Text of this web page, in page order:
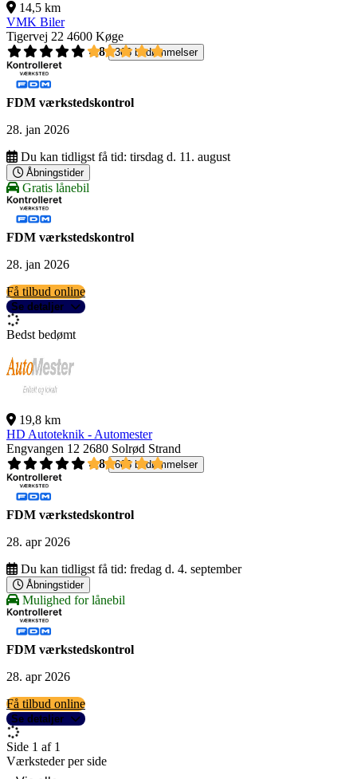
14,5 km
VMK Biler
Tigervej 22 4600 Køge
4,8
368 bedømmelser
FDM værkstedskontrol
28. jan 2026
Du kan tidligst få tid: tirsdag d. 11. august
Åbningstider
Gratis lånebil
FDM værkstedskontrol
28. jan 2026
Få tilbud online
Se detaljer
Bedst bedømt
19,8 km
HD Autoteknik - Automester
Engvangen 12 2680 Solrød Strand
4,8
668 bedømmelser
FDM værkstedskontrol
28. apr 2026
Du kan tidligst få tid: fredag d. 4. september
Åbningstider
Mulighed for lånebil
FDM værkstedskontrol
28. apr 2026
Få tilbud online
Se detaljer
Side 1 af 1
Værksteder per side